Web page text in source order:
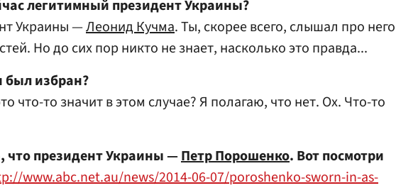
легитимный президент Украины?
Украины —Леонид Кучма. Ты, скорее всего, слышал про него
Но до сих пор никто не знает, насколько это правда...
был избран?
что-то значит в этом случае? Я полагаю, что нет. Ох. Что-то
президент Украины —Петр Порошенко. Вот посмотри
www.abc.net.au/news/2014-06-07/poroshenko-sworn-in-as-